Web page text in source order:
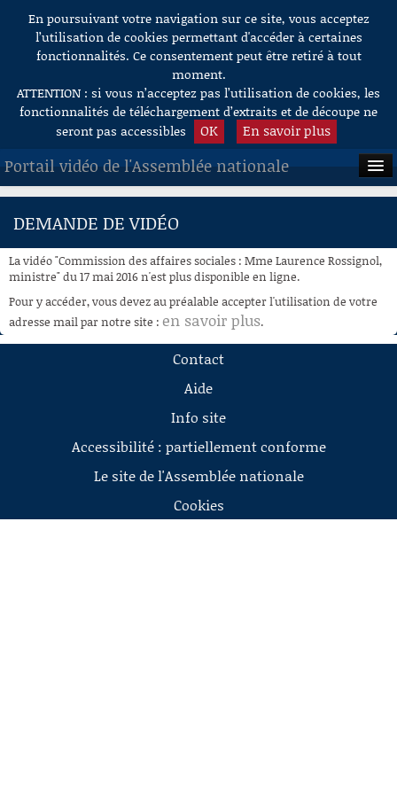
Aller au contenu
En poursuivant votre navigation sur ce site, vous acceptez
l’utilisation de cookies permettant d'accéder à certaines
fonctionnalités. Ce consentement peut être retiré à tout
moment.
ATTENTION : si vous n’acceptez pas l’utilisation de cookies, les
fonctionnalités de téléchargement d’extraits et de découpe ne
seront pas accessibles
OK En savoir plus
Portail vidéo de l'Assemblée nationale
ACCUEIL
À LA DEMANDE
RECHERCHE
AIDE À LA DÉCOUPE
DEMANDE DE VIDÉO
La vidéo "Commission des affaires sociales : Mme Laurence Rossignol,
ministre" du 17 mai 2016 n'est plus disponible en ligne.
Pour y accéder, vous devez au préalable accepter l'utilisation de votre
adresse mail par notre site : en savoir plus.
Contact
Aide
Info site
Accessibilité : partiellement conforme
Le site de l'Assemblée nationale
Cookies